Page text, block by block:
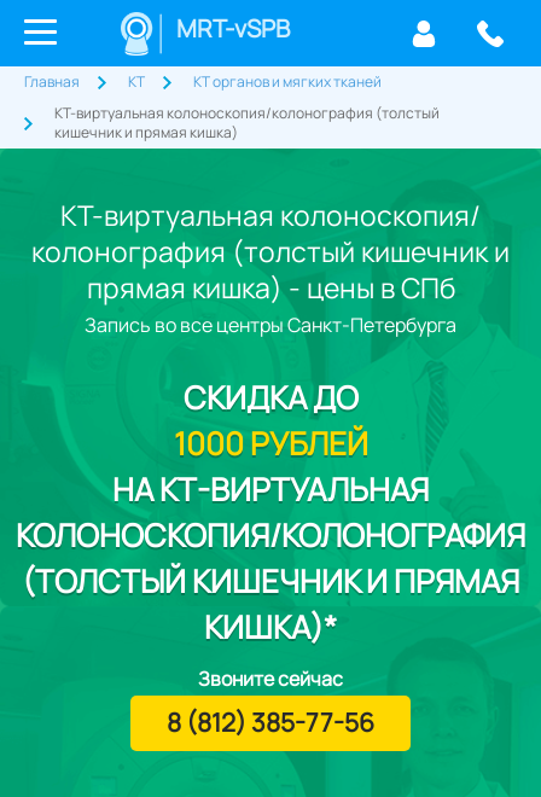
MRT-vSPB
Главная КТ
КТ органов и мягких тканей
КТ-виртуальная колоноскопия/колонография (толстый
кишечник и прямая кишка)
КТ-виртуальная колоноскопия/
колонография (толстый кишечник и
прямая кишка) - цены в СПб
Запись во все центры Санкт-Петербурга
СКИДКАДО
1000 РУБЛЕЙ
НА КТ-ВИРТУАЛЬНАЯ
КОЛОНОСКОПИЯ/КОЛОНОГРАФИЯ
(ТОЛСТЫЙ КИШЕЧНИК И ПРЯМАЯ
КИШКА)*
Звоните сейчас
8 (812) 385-77-56